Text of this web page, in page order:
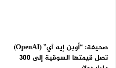
صحيفة: “أوبن إيه آي” (OpenAI)
تصل قيمتها السوقية إلى 300